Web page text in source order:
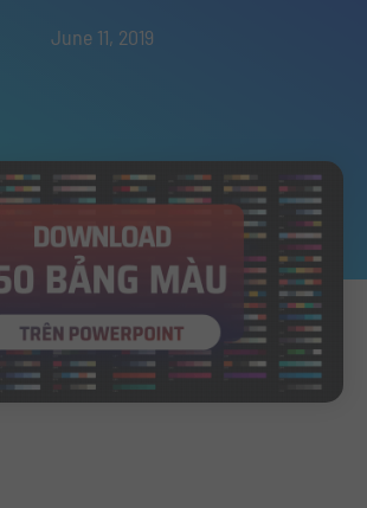
June 11, 2019